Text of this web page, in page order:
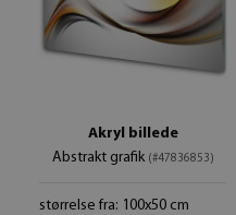
Akryl billede
Abstrakt grafik (#47836853)
størrelse fra: 100x50 cm